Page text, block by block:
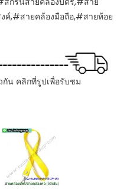
ค์,#สายคล้องมือถือ,#สายห้อย
น คลิกที่รูปเพื่อรับชม